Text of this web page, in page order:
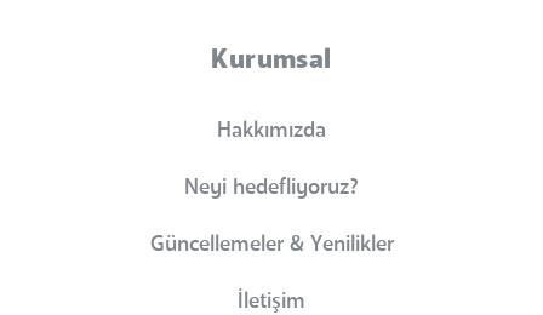
Kurumsal
Hakkımızda
Neyi hedefliyoruz?
Güncellemeler & Yenilikler
İletişim